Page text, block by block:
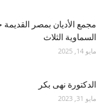
مجمع الأديان بمصر
السماوية الثلاث
مايو 14, 2025
الدكتورة نهى بكر
مايو 31, 2023